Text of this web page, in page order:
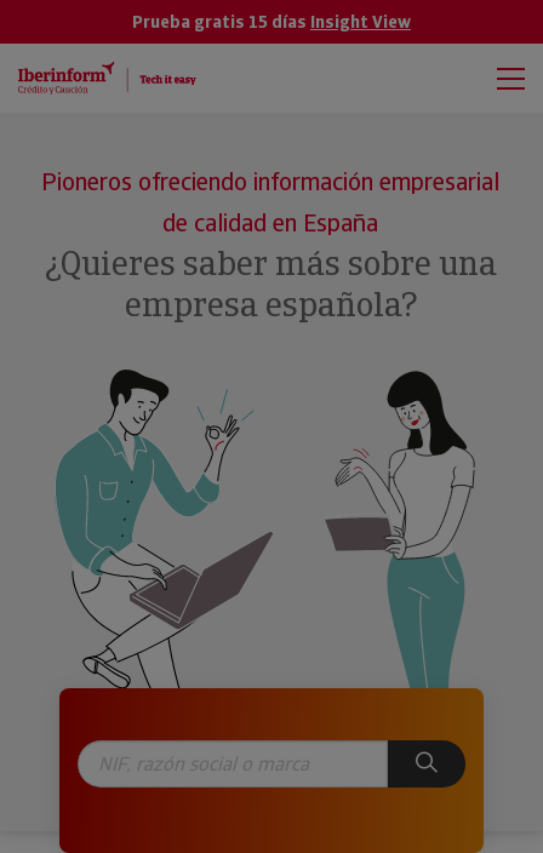
Prueba gratis 15 días Insight View
Pioneros ofreciendo información empresarial
de calidad en España
¿Quieres saber más sobre una
empresa española?